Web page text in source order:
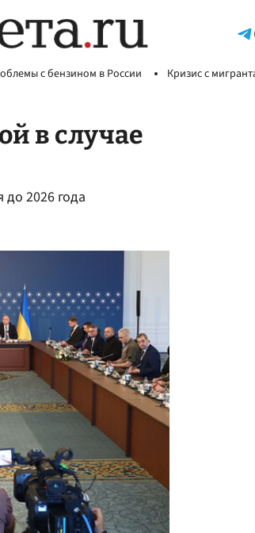
с бензином в России Кризис с
в случае
2026 года